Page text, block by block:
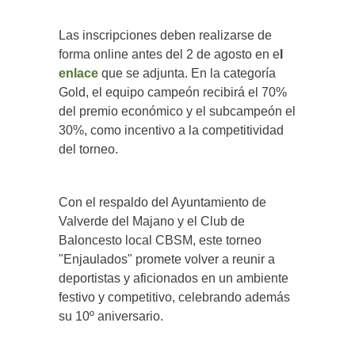
Las inscripciones deben realizarse de
forma online antes del 2 de agosto en e
enlace que se adjunta. En la categoría
Gold, el equipo campeón recibirá el 70%
del premio económico y el subcampeón el
30%, como incentivo a la competitividad
del torneo.
Con el respaldo del Ayuntamiento de
Valverde del Majano y el Club de
Baloncesto local CBSM, este torneo
"Enjaulados" promete volver a reunir a
deportistas y aficionados en un ambiente
festivo y competitivo, celebrando además
su 10º aniversario.